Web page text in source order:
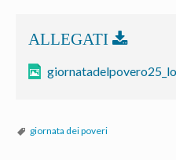
giornata dei poveri